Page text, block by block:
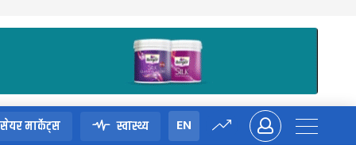
सेयर मार्केट्स स्वास्थ्य EN